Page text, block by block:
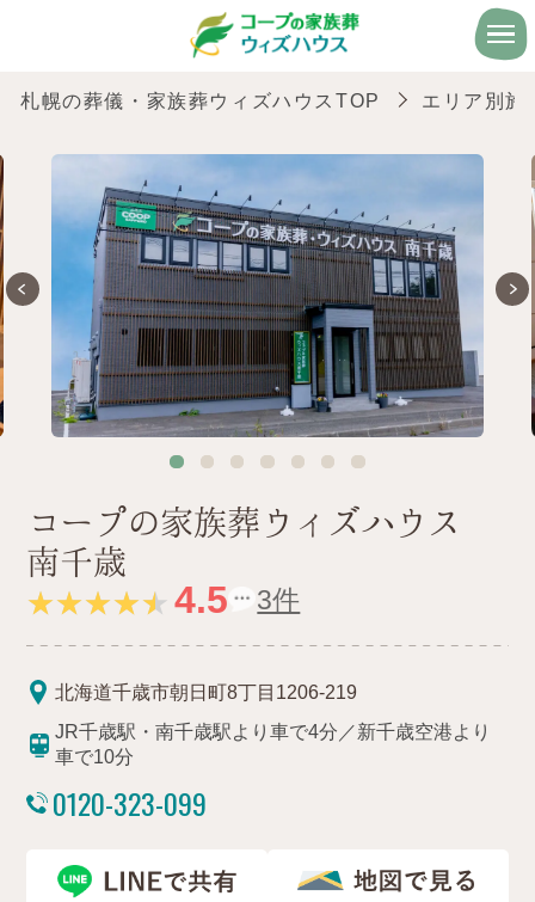
札幌の葬儀・家族葬ウィズハウスTOP エリア別施
コープの家族葬ウィズハウス
南千歳
4.5 3件
北海道千歳市朝日町8丁目1206-219
JR千歳駅・南千歳駅より車で4分／新千歳空港より
車で10分
0120-323-099